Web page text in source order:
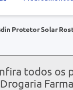
Protetor Solar
todos os
5º dipirona